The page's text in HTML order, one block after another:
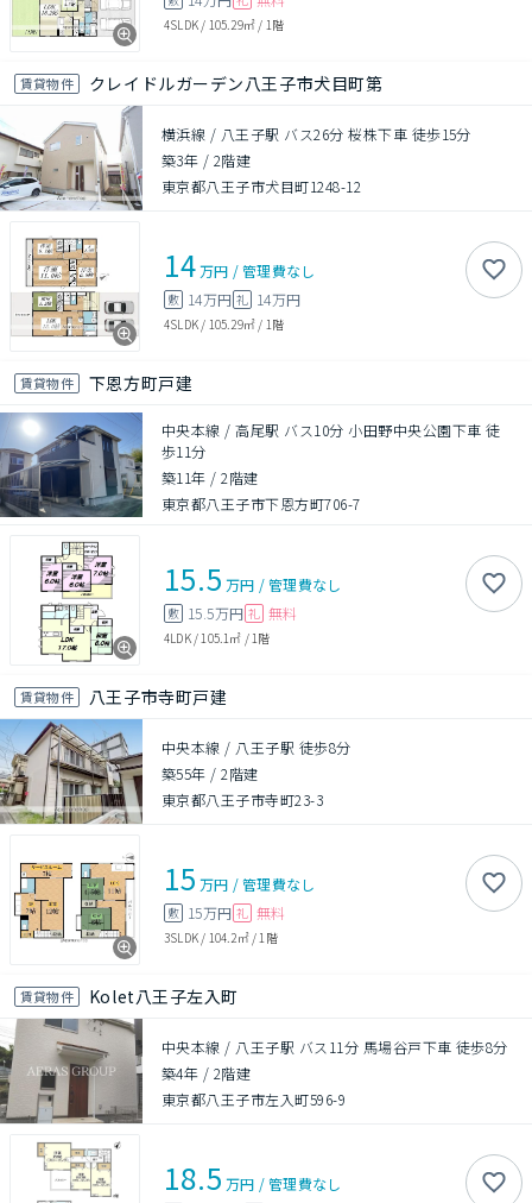
4SLDK / 105.29㎡ / 1階
賃貸物件 クレイドルガーデン八王子市犬目町第
横浜線 / 八王子駅 バス26分 桜株下車 徒歩15分
築3年 / 2階建
東京都八王子市犬目町1248-12
14万円 /管理費なし
敷 14万円 礼 14万円
4SLDK / 105.29㎡ / 1階
賃貸物件 下恩方町戸建
中央本線 / 高尾駅 バス10分 小田野中央公園下車 徒
歩11分
築11年 /2階建
東京都八王子市下恩方町706-7
15.5 万円 /管理費なし
敷 15.5万円 礼 無料
4LDK/ 105.1㎡ / 1階
賃貸物件 八王子市寺町戸建
中央本線 / 八王子駅 徒歩8分
築55年 /2階建
東京都八王子市寺町23-3
15 万円 /管理費なし
敷 15万円 礼 無料
3SLDK / 104.2㎡/ 1階
賃貸物件 Kolet八王子左入町
中央本線 / 八王子駅 バス11分 馬場谷戸下車 徒歩8分
築4年 / 2階建
東京都八王子市左入町596-9
18.5 万円 /管理費なし